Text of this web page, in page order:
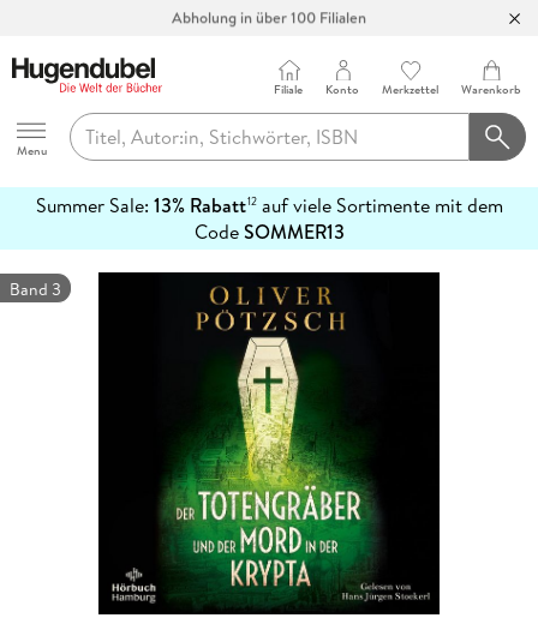
Abholung in über 100 Filialen
Hugendubel
Menu
Filiale Konto Merkzettel Warenkorb
Summer Sale: 13% Rabatt12auf viele Sortimente mit dem
CodeSOMMER13
erfahren
Band 3